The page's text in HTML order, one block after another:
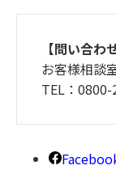
【問い合わ
お客様相談
TEL：